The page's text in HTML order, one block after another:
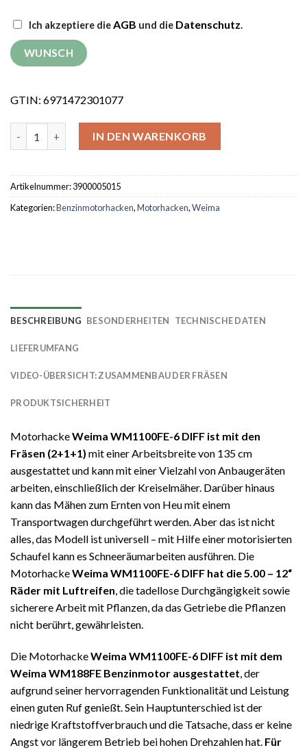
Ich akzeptiere dieAGB und die Datenschutz.
GTIN: 6971472301077
IN DEN WARENKORB
Artikelnummer:3900005015
Kategorien:Benzinmotorhacken,Motorhacken,Weima
BESCHREIBUNG BESONDERHEITEN TECHNISCHE DATEN
LIEFERUMFANG
VIDEO-ÜBERSICHT: ZUSAMMENBAU DER FRÄSEN
PRODUKTSICHERHEIT
MotorhackeWeima WM1100FE-6 DIFF ist mit den
Fräsen (2+1+1) mit einer Arbeitsbreite von 135 cm
ausgestattet und kann mit einer Vielzahl von Anbaugeräten
arbeiten, einschließlich der Kreiselmäher. Darüber hinaus
kann das Mähen zum Ernten von Heu mit einem
Transportwagen durchgeführt werden. Aber das ist nicht
alles, das Modell ist universell – mit Hilfe einer motorisierten
Schaufel kann es Schneeräumarbeiten ausführen. Die
MotorhackeWeima WM1100FE-6 DIFF hat die 5.00 – 12“
Räder mit Luftreifen, die tadellose Durchgängigkeit sowie
sicherere Arbeit mit Pflanzen, da das Getriebe die Pflanzen
nicht berührt, gewährleisten.
Die MotorhackeWeima WM1100FE-6 DIFF ist mit dem
Weima WM188FE Benzinmotor ausgestattet , der
aufgrund seiner hervorragenden Funktionalität und Leistung
einen guten Ruf genießt. Sein Hauptunterschied ist der
niedrige Kraftstoffverbrauch und die Tatsache, dass er keine
Angst vor längerem Betrieb bei hohen Drehzahlen hat. Für